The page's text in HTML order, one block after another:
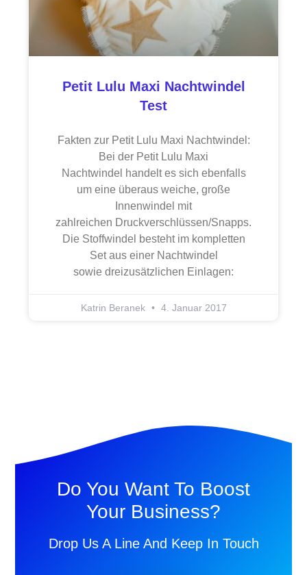
Petit Lulu Maxi Nachtwindel
Test
Fakten zur Petit Lulu Maxi Nachtwindel:
Bei der Petit Lulu Maxi
Nachtwindel handelt es sich ebenfalls
um eine überaus weiche, große
Innenwindel mit
zahlreichen Druckverschlüssen/Snapps.
Die Stoffwindel besteht im kompletten
Set aus einer Nachtwindel
sowie dreizusätzlichen Einlagen:
Katrin Beranek 4. Januar 2017
Do You Want To Boost
Your Business?
Drop Us A Line And Keep In Touch